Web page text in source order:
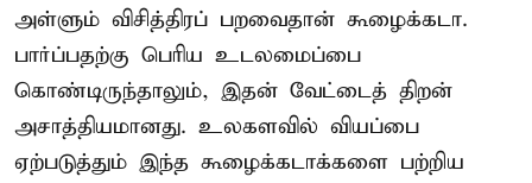
அள்ளும் விசித்திரப் பறவைதான் கூழைக்கடா.
பார்ப்பதற்கு பெரிய உடலமைப்பை
கொண்டிருந்தாலும், இதன் வேட்டைத் திறன்
அசாத்தியமானது. உலகளவில் வியப்பை
ஏற்படுத்தும் இந்த கூழைக்கடாக்களை பற்றிய